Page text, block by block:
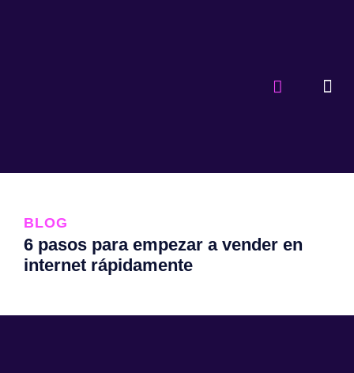
BLOG
6 pasos para empezar a vender en
internet rápidamente